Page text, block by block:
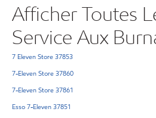
Afficher Toutes
Service Aux
7 Eleven Store 37853
7-Eleven Store 37860
7-Eleven Store 37861
Esso 7-Eleven 37851